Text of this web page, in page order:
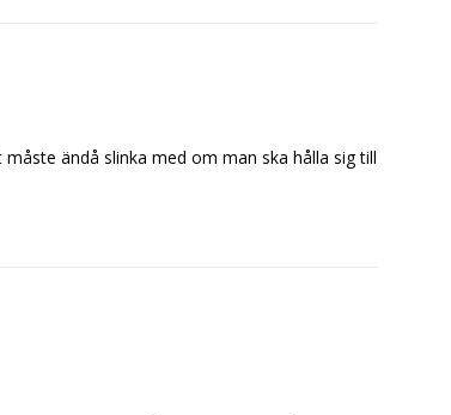
ändå slinka med om man ska hålla sig till